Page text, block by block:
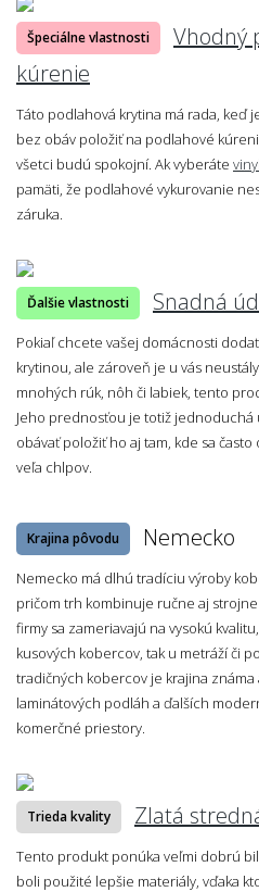
Špeciálne vlastnosti
Vhodný
kúrenie
Táto podlahová krytina má rada, keď
bez obáv položiť na podlahové
všetci budú spokojní. Ak vyberáte
pamäti, že podlahové vykurovanie
záruka.
Ďalšie vlastnosti Snadná
Pokiaľ chcete vašej domácnosti
krytinou, ale zároveň je u vás
mnohých rúk, nôh či labiek, tento
Jeho prednosťou je totiž jednoduchá
obávať položiť ho aj tam, kde sa
veľa chlpov.
Krajina pôvodu Nemecko
Nemecko má dlhú tradíciu výroby
pričom trh kombinuje ručne aj
firmy sa zameriavajú na vysokú
kusových kobercov, tak u metráží či
tradičných kobercov je krajina známa
laminátových podláh a ďalších
komerčné priestory.
Trieda kvality Zlatá
Tento produkt ponúka veľmi dobrú
boli použité lepšie materiály, vďaka